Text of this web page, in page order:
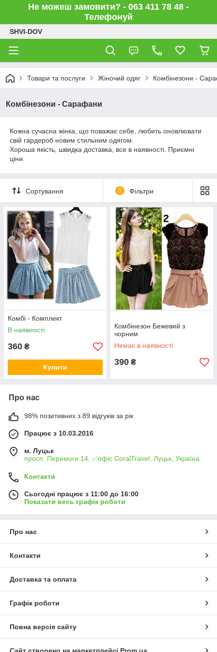
Не можеш замовити? - 063 411 78 48 -
Телефонуй
SHVI-DOV
Товари та послуги Жіночий одяг Комбінезони -
Комбінезони - Сарафани
Кожна сучасна жінка, що поважає себе, любить оновлювати
свій гардероб новим стильним одягом.
Хороша якість, швидка доставка, все в наявності. Приємні
ціни.
Сортування 0 Фільтри
Комбі - Комплект
В наявності
360 ₴
Купити
Комбінезон Бежевий з
чорним
Немає в наявності
390 ₴
Про нас
98% позитивних з 89 відгуків за рік
Працює з 10.03.2016
м. Луцьк
просп. Перемоги 14, ✅офіс CoralTravel, Луцьк, Україна
Контакти
Сьогодні працює з 11:00 до 16:00
Показати весь графік роботи
Про нас
Контакти
Доставка та оплата
Графік роботи
Повна версія сайту